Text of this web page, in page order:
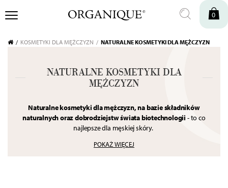
0
KOSMETYKI DLA MĘŻCZYZN NATURALNE KOSMETYKI DLA MĘŻCZYZN
NATURALNE KOSMETYKI DLA
MĘŻCZYZN
Naturalne kosmetyki dla mężczyzn, na bazie składników
naturalnych oraz dobrodziejstw świata biotechnologii -to co
najlepsze dla męskiej skóry.
nawilżająco-łagodzącej. Naturalne kosmetyki zapewniają
POKAŻ WIĘCEJ